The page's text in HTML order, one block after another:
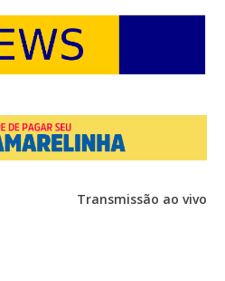
Transmissão ao vivo